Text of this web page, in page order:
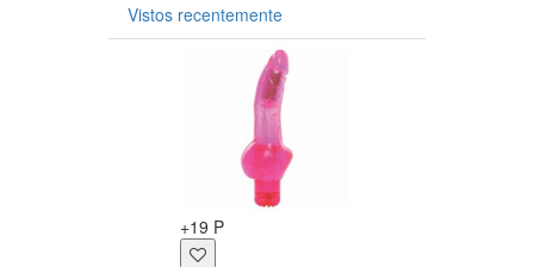
Vistos recentemente
+19 P